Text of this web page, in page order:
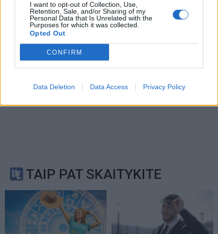
I want to opt-out of Collection, Use,
Retention, Sale, and/or Sharing of my
Personal Data that Is Unrelated with the
Purposes for which it was collected.
Opted Out
CONFIRM
Data Deletion Data Access Privacy Policy
TAIP PAT SKAITYKITE